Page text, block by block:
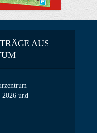
AUS
2026 und